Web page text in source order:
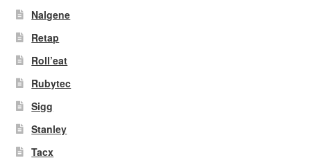
Nalgene
Retap
Roll’eat
Rubytec
Sigg
Stanley
Tacx